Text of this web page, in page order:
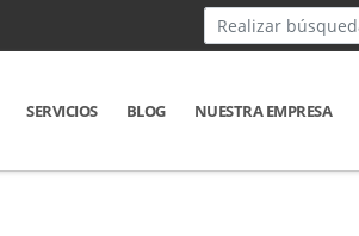
SERVICIOS BLOG NUESTRA EMPRESA